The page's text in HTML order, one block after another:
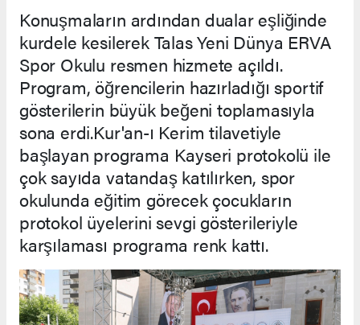
Konuşmaların ardından dualar eşliğinde
kurdele kesilerek Talas Yeni Dünya ERVA
Spor Okulu resmen hizmete açıldı.
Program, öğrencilerin hazırladığı sportif
gösterilerin büyük beğeni toplamasıyla
sona erdi.Kur'an-ı Kerim tilavetiyle
başlayan programa Kayseri protokolü ile
çok sayıda vatandaş katılırken, spor
okulunda eğitim görecek çocukların
protokol üyelerini sevgi gösterileriyle
karşılaması programa renk kattı.